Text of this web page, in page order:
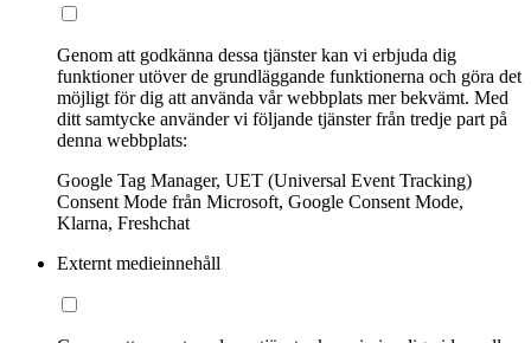
Genom att godkänna dessa tjänster kan vi erbjuda dig
funktioner utöver de grundläggande funktionerna och göra det
möjligt för dig att använda vår webbplats mer bekvämt. Med
ditt samtycke använder vi följande tjänster från tredje part på
denna webbplats:
Google Tag Manager, UET (Universal Event Tracking)
Consent Mode från Microsoft, Google Consent Mode,
Klarna, Freshchat
Externt medieinnehåll